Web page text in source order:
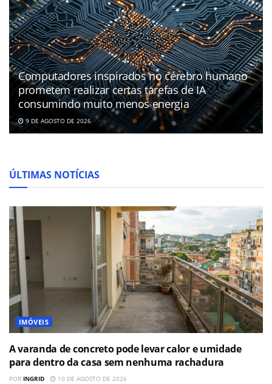
Computadores inspirados no cérebro humano
prometem realizar certas tarefas de IA
consumindo muito menos energia
9 DE AGOSTO DE 2026
ÚLTIMAS NOTÍCIAS
IMÓVEIS
A varanda de concreto pode levar calor e umidade
para dentro da casa sem nenhuma rachadura
POR INGRID 10 DE AGOSTO DE 2026